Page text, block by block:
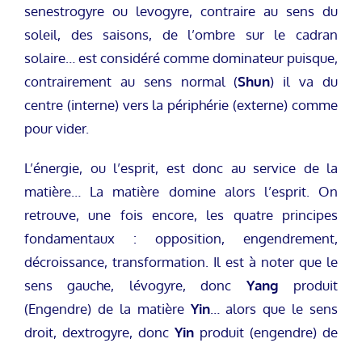
senestrogyre ou levogyre, contraire au sens du
soleil, des saisons, de l’ombre sur le cadran
solaire… est considéré comme dominateur puisque,
contrairement au sens normal (Shun) il va du
centre (interne) vers la périphérie (externe) comme
pour vider.
L’énergie, ou l’esprit, est donc au service de la
matière… La matière domine alors l’esprit. On
retrouve, une fois encore, les quatre principes
fondamentaux : opposition, engendrement,
décroissance, transformation. Il est à noter que le
sens gauche, lévogyre, donc Yang produit
(Engendre) de la matière Yin… alors que le sens
droit, dextrogyre, donc Yin produit (engendre) de